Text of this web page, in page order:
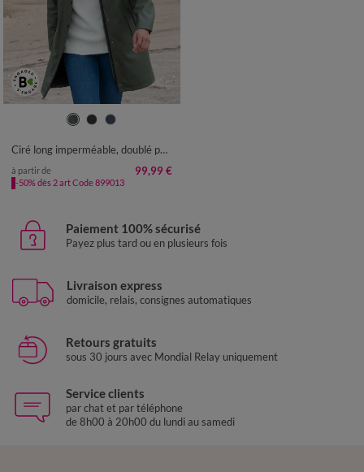
40 42 44
Ciré long imperméable, doublé polaire, polyester recyclé**
à partir de 99,99 €
-50% dès 2 art Code 899013
Paiement 100% sécurisé
Payez plus tard ou en plusieurs fois
Livraison express
domicile, relais, consignes automatiques
Retours gratuits
sous 30 jours avec Mondial Relay uniquement
Service clients
par chat et par téléphone
de 8h00 à 20h00 du lundi au samedi